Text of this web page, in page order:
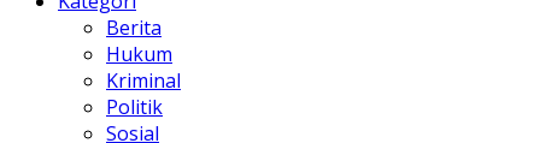
Berita
Hukum
Kriminal
Politik
Sosial